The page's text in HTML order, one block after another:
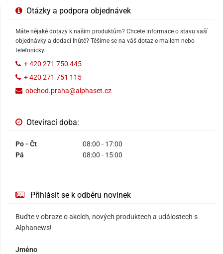
Otázky a podpora objednávek
Máte nějaké dotazy k našim produktům? Chcete informace o stavu vaší
objednávky a dodací lhůtě? Těšíme se na váš dotaz e-mailem nebo
telefonicky.
+ 420 271 750 445
+ 420 271 751 115
obchod.praha@alphaset.cz
Otevírací doba:
Po - Čt
08:00 - 17:00
Pá
08:00 - 15:00
Přihlásit se k odběru novinek
Buďte v obraze o akcích, nových produktech a událostech s
Alphanews!
Jméno